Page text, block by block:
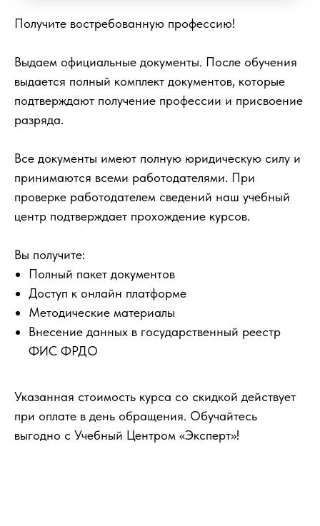
Получите востребованную профессию!
Выдаем официальные документы. После обучения
выдается полный комплект документов, которые
подтверждают получение профессии и присвоение
разряда.
Все документы имеют полную юридическую силу и
принимаются всеми работодателями. При
проверке работодателем сведений наш учебный
центр подтверждает прохождение курсов.
Вы получите:
Полный пакет документов
Доступ к онлайн платформе
Методические материалы
Внесение данных в государственный реестр
ФИС ФРДО
Указанная стоимость курса со скидкой действует
при оплате в день обращения. Обучайтесь
выгодно с Учебный Центром «Эксперт»!